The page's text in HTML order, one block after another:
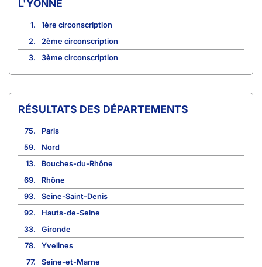
L'YONNE
1.
1ère circonscription
2.
2ème circonscription
3.
3ème circonscription
RÉSULTATS DES DÉPARTEMENTS
75.
Paris
59.
Nord
13.
Bouches-du-Rhône
69.
Rhône
93.
Seine-Saint-Denis
92.
Hauts-de-Seine
33.
Gironde
78.
Yvelines
77.
Seine-et-Marne